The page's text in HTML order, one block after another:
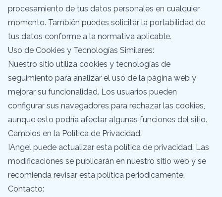
procesamiento de tus datos personales en cualquier
momento. También puedes solicitar la portabilidad de
tus datos conforme a la normativa aplicable.
Uso de Cookies y Tecnologías Similares:
Nuestro sitio utiliza cookies y tecnologías de
seguimiento para analizar el uso de la página web y
mejorar su funcionalidad. Los usuarios pueden
configurar sus navegadores para rechazar las cookies,
aunque esto podría afectar algunas funciones del sitio.
Cambios en la Política de Privacidad:
IAngel puede actualizar esta política de privacidad. Las
modificaciones se publicarán en nuestro sitio web y se
recomienda revisar esta política periódicamente.
Contacto: